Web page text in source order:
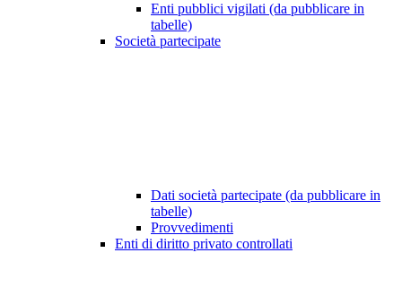
Enti pubblici vigilati (da pubblicare in
tabelle)
Società partecipate
Dati società partecipate (da pubblicare in
tabelle)
Provvedimenti
Enti di diritto privato controllati